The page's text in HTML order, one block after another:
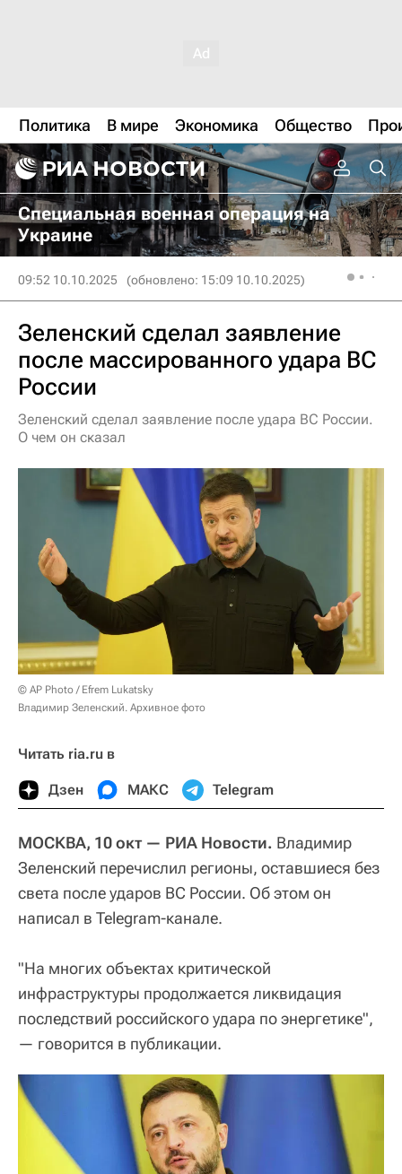
Политика В мире Экономика Общество
Специальная военная операция на
Украине
09:52 10.10.2025 (обновлено: 15:09 10.10.2025)
Зеленский сделал заявление
после массированного удара ВС
России
Зеленский сделал заявление после удара ВС России.
О чем он сказал
© AP Photo / Efrem Lukatsky
Владимир Зеленский. Архивное фото
Читать ria.ru в
Дзен МАКС Telegram
МОСКВА, 10 окт — РИА Новости. Владимир
Зеленский перечислил регионы, оставшиеся без
света после ударов ВС России. Об этом он
написал в Telegram-канале.
"На многих объектах критической
инфраструктуры продолжается ликвидация
последствий российского удара по энергетике",
— говорится в публикации.